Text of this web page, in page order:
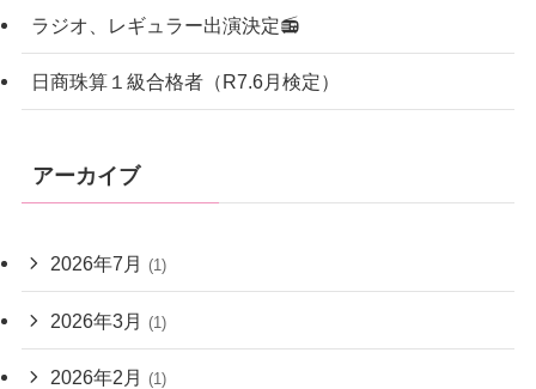
ラジオ、レギュラー出演決定📻
日商珠算１級合格者（R7.6月検定）
アーカイブ
2026年7月 (1)
2026年3月 (1)
2026年2月 (1)